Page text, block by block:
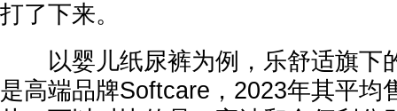
打了下来。
以婴儿纸尿裤为例，乐舒适旗下
是高端品牌Softcare，2023年其平均